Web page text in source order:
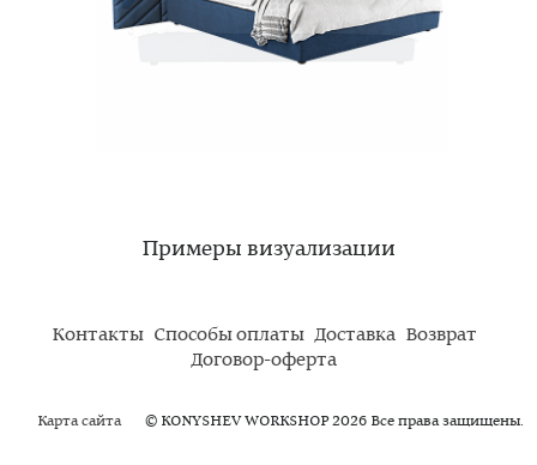
Примеры визуализации
Контакты Способы оплаты Доставка Возврат
Договор-оферта
Карта сайта © KONYSHEV WORKSHOP 2026 Все права защищены.